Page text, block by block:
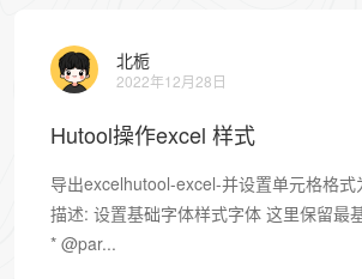
北栀
2022年12月28日
Hutool操作excel 样式
导出excelhutool-excel-并设置单元格格式
描述: 设置基础字体样式字体 这里保留最
* @par...